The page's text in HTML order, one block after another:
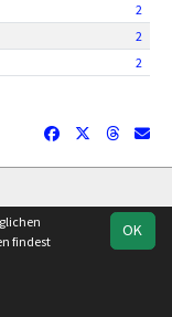
2
2
2
Datenschutz OK
findest